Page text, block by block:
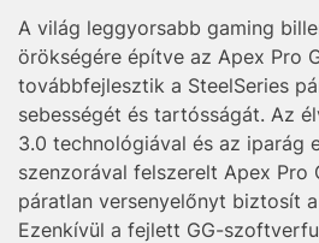
A világ leggyorsabb gaming
örökségére építve az Apex Pro
továbbfejlesztik a SteelSeries
sebességét és tartósságát. Az
3.0 technológiával és az iparág
szenzorával felszerelt Apex Pro
páratlan versenyelőnyt biztosít
Ezenkívül a fejlett GG-